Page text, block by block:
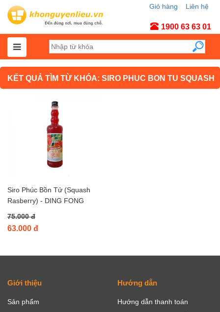
Liên hệ
Giỏ hàng
1900 63 63 01
KẾT QUẢ TÌM TỪ KHÓA: SIRO PHUC BON TU SQUASH
Siro Phúc Bồn Tử (Squash
Rasberry) - DING FONG
75.000 đ
63.000 đ
Giới thiệu
Sản phẩm
Hướng dẫn
Hướng dẫn thanh toán